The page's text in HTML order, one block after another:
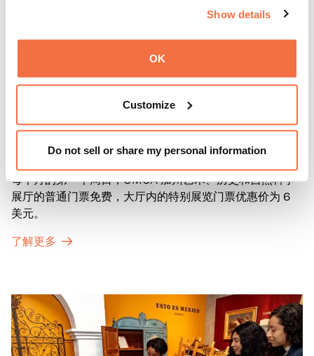
Show details
OK
Customize
Do not sell or share my personal information
第一主日
每个月的第一个周日，OMCA 加州艺术、历史和自然科学
展厅的普通门票免费，大厅内的特别展览门票优惠价为 6
美元。
了解更多